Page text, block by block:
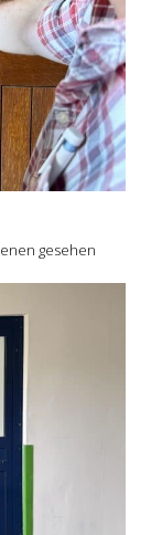
gesehen